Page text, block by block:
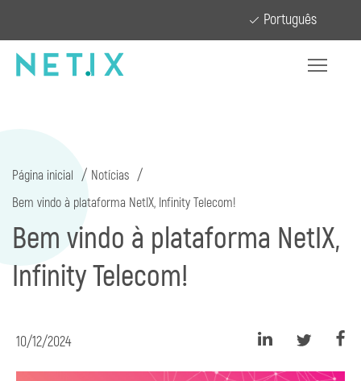
Português
Página inicial
Notícias
Bem vindo à plataforma NetIX, Infinity Telecom!
Bem vindo à plataforma NetIX,
Infinity Telecom!
10/12/2024